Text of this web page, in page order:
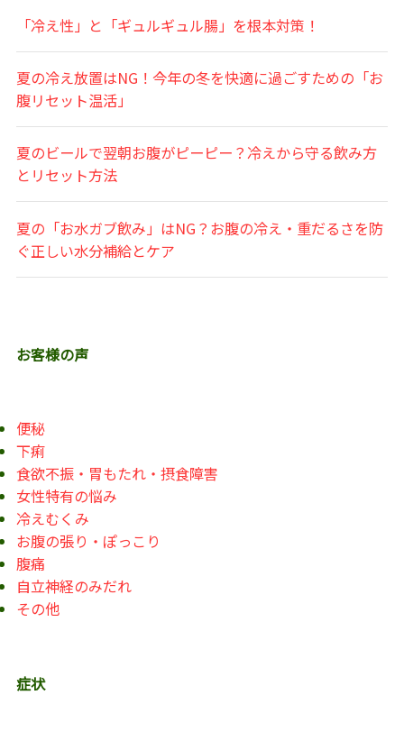
「冷え性」と「ギュルギュル腸」を根本対策！
夏の冷え放置はNG！今年の冬を快適に過ごすための「お
腹リセット温活」
夏のビールで翌朝お腹がピーピー？冷えから守る飲み方
とリセット方法
夏の「お水ガブ飲み」はNG？お腹の冷え・重だるさを防
ぐ正しい水分補給とケア
お客様の声
便秘
下痢
食欲不振・胃もたれ・摂食障害
女性特有の悩み
冷えむくみ
お腹の張り・ぽっこり
腹痛
自立神経のみだれ
その他
症状